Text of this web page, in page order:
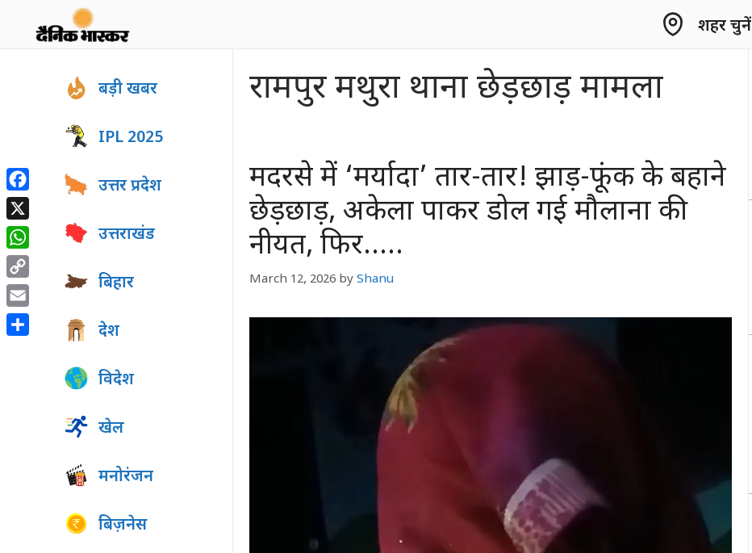
शहर चुनें
रामपुर मथुरा थाना छेड़छाड़ मामला
मदरसे में ‘मर्यादा’ तार-तार! झाड़-फूंक के बहाने
छेड़छाड़, अकेला पाकर डोल गई मौलाना की
नीयत, फिर…..
March 12, 2026 by Shanu
बड़ी खबर
IPL 2025
उत्तर प्रदेश
उत्तराखंड
बिहार
देश
विदेश
खेल
मनोरंजन
बिज़नेस
Facebook
X
WhatsApp
Copy
Link
Email